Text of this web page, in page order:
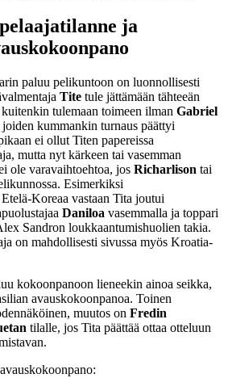
ja
paluu pelikuntoon on luonnollisesti
Tite tule jättämään tähteeän
tulemaan toimeen ilman Gabriel
joiden kummankin turnaus päättyi
ei ollut Titen papereissa
mutta nyt kärkeen tai vasemman
ole varavaihtoehtoa, jos Richarlison tai
Esimerkiksi
Koreaa vastaan Tita joutui
Daniloa vasemmalla ja toppari
Sandron loukkaantumishuolien takia.
on mahdollisesti sivussa myös Kroatia-
kokoonpanoon lieneekin ainoa seikka,
avauskokoonpanoa. Toinen
muutos on Fredin
tilalle, jos Tita päättää ottaa otteluun